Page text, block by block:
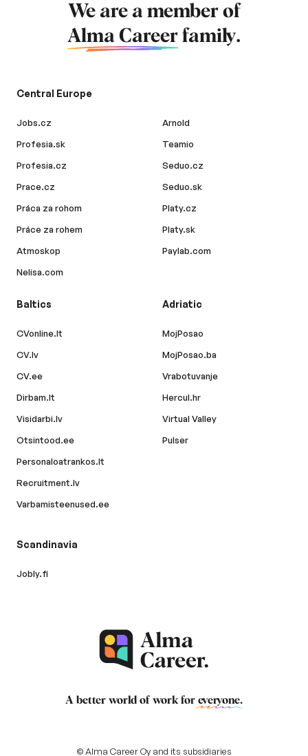
We are a member of
Alma Career family.
Central Europe
Jobs.cz
Profesia.sk
Profesia.cz
Prace.cz
Práca za rohom
Práce za rohem
Atmoskop
Nelisa.com
Arnold
Teamio
Seduo.cz
Seduo.sk
Platy.cz
Platy.sk
Paylab.com
Baltics
CVonline.lt
CV.lv
CV.ee
Dirbam.lt
Visidarbi.lv
Otsintood.ee
Personaloatrankos.lt
Recruitment.lv
Varbamisteenused.ee
Adriatic
MojPosao
MojPosao.ba
Vrabotuvanje
Hercul.hr
Virtual Valley
Pulser
Scandinavia
Jobly.fi
A better world of work for everyone.
© Alma Career Oy and its subsidiaries